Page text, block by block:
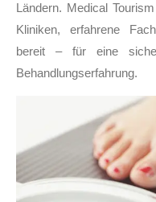
Ländern. Medical
Kliniken, erfahrene
bereit – für eine
Behandlungserfahrung.